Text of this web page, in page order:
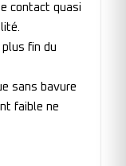
contact quasi
plus fin du
sans bavure
faible ne